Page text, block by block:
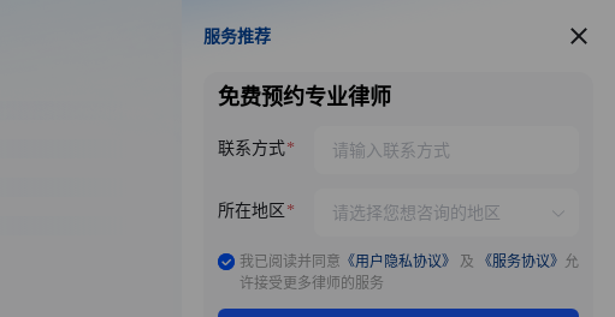
服务推荐
服务推荐
免费预约专业律师
联系方式
所在地区
我已阅读并同意 《用户隐私协议》 及 《服务协议》 允
许接受更多律师的服务